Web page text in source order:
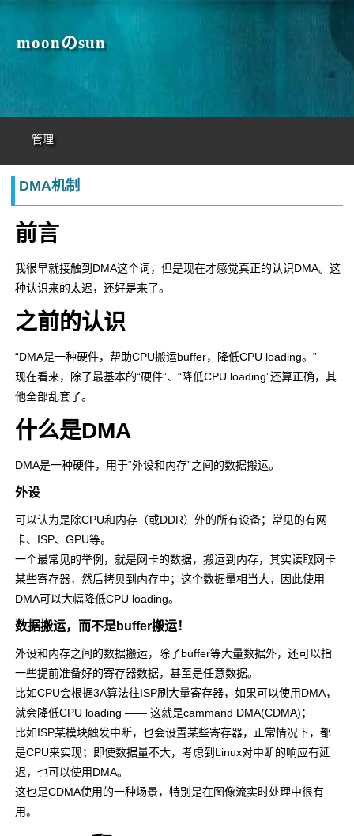
moonのsun
管理
DMA机制
前言
我很早就接触到DMA这个词，但是现在才感觉真正的认识DMA。这
种认识来的太迟，还好是来了。
之前的认识
“DMA是一种硬件，帮助CPU搬运buffer，降低CPU loading。”
现在看来，除了最基本的“硬件”、“降低CPU loading”还算正确，其
他全部乱套了。
什么是DMA
DMA是一种硬件，用于“外设和内存”之间的数据搬运。
外设
可以认为是除CPU和内存（或DDR）外的所有设备；常见的有网
卡、ISP、GPU等。
一个最常见的举例，就是网卡的数据，搬运到内存，其实读取网卡
某些寄存器，然后拷贝到内存中；这个数据量相当大，因此使用
DMA可以大幅降低CPU loading。
数据搬运，而不是buffer搬运！
外设和内存之间的数据搬运，除了buffer等大量数据外，还可以指
一些提前准备好的寄存器数据，甚至是任意数据。
比如CPU会根据3A算法往ISP刷大量寄存器，如果可以使用DMA，
就会降低CPU loading —— 这就是cammand DMA(CDMA)；
比如ISP某模块触发中断，也会设置某些寄存器，正常情况下，都
是CPU来实现；即使数据量不大，考虑到Linux对中断的响应有延
迟，也可以使用DMA。
这也是CDMA使用的一种场景，特别是在图像流实时处理中很有
用。